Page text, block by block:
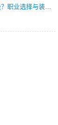
SF传奇新手如何快速升级？职业选择与装备(711)